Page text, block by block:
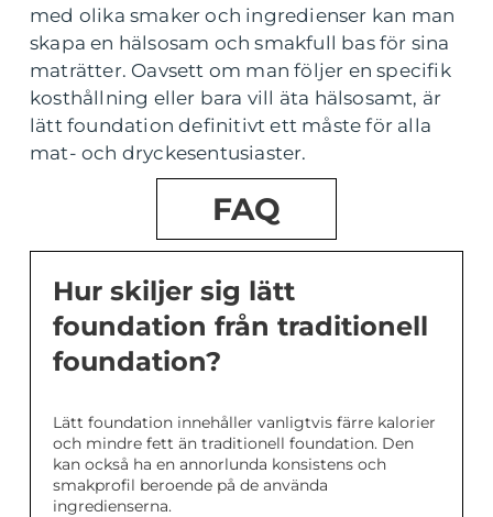
med olika smaker och ingredienser kan man
skapa en hälsosam och smakfull bas för sina
maträtter. Oavsett om man följer en specifik
kosthållning eller bara vill äta hälsosamt, är
lätt foundation definitivt ett måste för alla
mat- och dryckesentusiaster.
FAQ
Hur skiljer sig lätt
foundation från traditionell
foundation?
Lätt foundation innehåller vanligtvis färre kalorier
och mindre fett än traditionell foundation. Den
kan också ha en annorlunda konsistens och
smakprofil beroende på de använda
ingredienserna.